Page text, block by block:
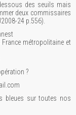
des seuils mais
deux commissaires
24 p.556).
métropolitaine et
?
bleues sur toutes nos